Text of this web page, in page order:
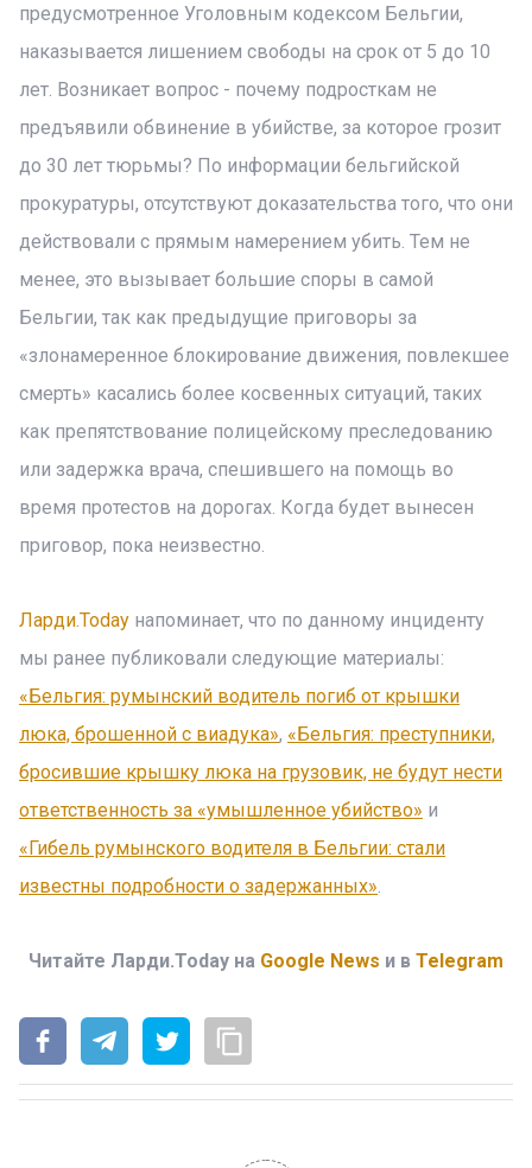
предусмотренное Уголовным кодексом Бельгии,
наказывается лишением свободы на срок от 5 до 10
лет. Возникает вопрос - почему подросткам не
предъявили обвинение в убийстве, за которое грозит
до 30 лет тюрьмы? По информации бельгийской
прокуратуры, отсутствуют доказательства того, что они
действовали с прямым намерением убить. Тем не
менее, это вызывает большие споры в самой
Бельгии, так как предыдущие приговоры за
«злонамеренное блокирование движения, повлекшее
смерть» касались более косвенных ситуаций, таких
как препятствование полицейскому преследованию
или задержка врача, спешившего на помощь во
время протестов на дорогах. Когда будет вынесен
приговор, пока неизвестно.
Ларди.Today напоминает, что по данному инциденту
мы ранее публиковали следующие материалы:
«Бельгия: румынский водитель погиб от крышки
люка, брошенной с виадука», «Бельгия: преступники,
бросившие крышку люка на грузовик, не будут нести
ответственность за «умышленное убийство» и
«Гибель румынского водителя в Бельгии: стали
известны подробности о задержанных».
Читайте Ларди.Today на Google News и в Telegram